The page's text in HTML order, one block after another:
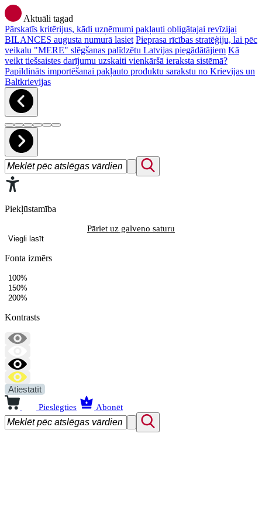
Aktuāli tagad
Pārskatīs kritērijus, kādi uzņēmumi pakļauti obligātajai revīzijai
BILANCES augusta numurā lasiet Pieprasa rīcības stratēģiju, lai pēc
veikalu "MERE" slēgšanas palīdzētu Latvijas piegādātājiem Kā
veikt tiešsaistes darījumu uzskaiti vienkāršā ieraksta sistēmā?
Papildināts importēšanai pakļauto produktu sarakstu no Krievijas un
Baltkrievijas
Piekļūstamība
Pāriet uz galveno saturu
Viegli lasīt
Fonta izmērs
100%
150%
200%
Kontrasts
Atiestatīt
Pieslēgties Abonēt